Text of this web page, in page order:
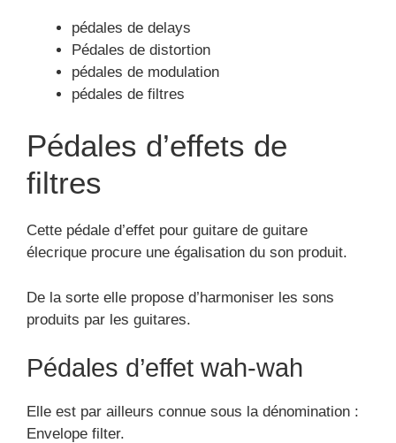
pédales de delays
Pédales de distortion
pédales de modulation
pédales de filtres
Pédales d’effets de
filtres
Cette pédale d’effet pour guitare de guitare
élecrique procure une égalisation du son produit.
De la sorte elle propose d’harmoniser les sons
produits par les guitares.
Pédales d’effet wah-wah
Elle est par ailleurs connue sous la dénomination :
Envelope filter.